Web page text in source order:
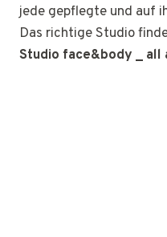
jede gepflegte und auf
Das richtige Studio
Studio face&body _ all